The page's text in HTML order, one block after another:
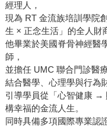
經理人，
現為 RT 金流族培訓學院
生 × 正念生活」的全人財
他畢業於美國脊骨神經醫
師，
並擔任 UMC 聯合門診醫
結合醫學、心理學與行為
引導學員從「心智健康 →
構幸福的金流人生。
同時具備多項國際專業認